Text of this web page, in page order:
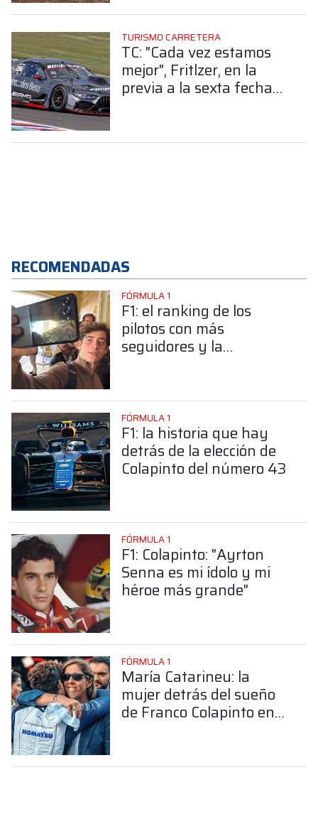
ACTC?
TURISMO CARRETERA
TC: "Cada vez estamos
mejor", Fritlzer, en la
previa a la sexta fecha
RECOMENDADAS
FÓRMULA 1
F1: el ranking de los
pilotos con más
seguidores y la
FÓRMULA 1
F1: la historia que hay
detrás de la elección de
Colapinto del número 43
FÓRMULA 1
F1: Colapinto: "Ayrton
Senna es mi ídolo y mi
héroe más grande"
FÓRMULA 1
María Catarineu: la
mujer detrás del sueño
de Franco Colapinto en